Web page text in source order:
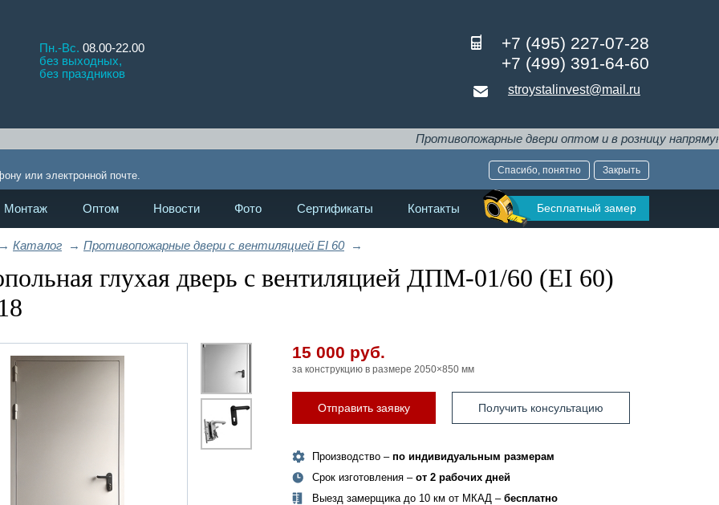
Пн.-Вс. 08.00-22.00
без выходных,
без праздников
+7 (495) 227-07-28
+7 (499) 391-64-60
stroystalinvest@mail.ru
Противопожарные двери оптом и в розницу напрямую от
или электронной почте.
Спасибо, понятно Закрыть
Монтаж Оптом Новости Фото Сертификаты Контакты Бесплатный замер
Каталог → Противопожарные двери с вентиляцией EI 60→
глухая дверь с вентиляцией ДПМ-01/60 (EI 60)
15 000 руб.
за конструкцию в размере 2050×850 мм
Отправить заявку Получить консультацию
Производство – по индивидуальным размерам
Срок изготовления – от 2 рабочих дней
Выезд замерщика до 10 км от МКАД – бесплатно